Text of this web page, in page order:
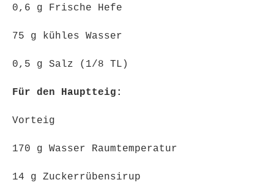
0,6 g Frische Hefe
75 g kühles Wasser
0,5 g Salz (1/8 TL)
Für den Hauptteig:
Vorteig
170 g Wasser Raumtemperatur
14 g Zuckerrübensirup